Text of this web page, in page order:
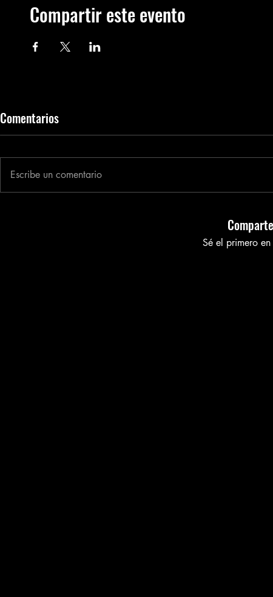
Compartir este evento
Comentarios
Escribe un comentario
Sé el primero